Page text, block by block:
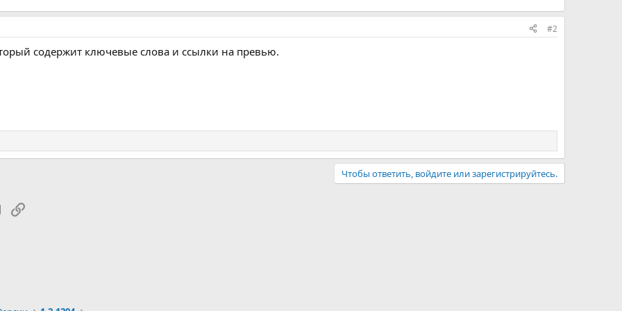
#2
содержит ключевые слова и ссылки на превью.
Чтобы ответить, войдите или зарегистрируйтесь.
Электронная почта
Ссылка